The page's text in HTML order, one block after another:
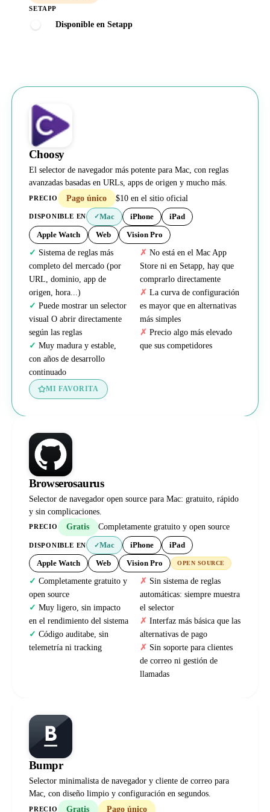
SETAPP
Disponible en Setapp
Choosy
El selector de navegador más potente para Mac, con reglas
avanzadas basadas en URLs, apps de origen y mucho más.
PRECIO Pago único $10 en el sitio oficial
DISPONIBLE EN ✓Mac iPhone iPad
Apple Watch Web Vision Pro
Sistema de reglas más
completo del mercado (por
URL, dominio, app de
origen, hora...)
Puede mostrar un selector
visual O abrir directamente
según las reglas
Muy madura y estable,
con años de desarrollo
continuado
No está en el Mac App
Store ni en Setapp, hay que
comprarlo directamente
La curva de configuración
es mayor que en alternativas
más simples
Precio algo más elevado
que sus competidores
MI FAVORITA
Browserosaurus
Selector de navegador open source para Mac: gratuito, rápido
y sin complicaciones.
PRECIO Gratis Completamente gratuito y open source
DISPONIBLE EN ✓Mac iPhone iPad
Apple Watch Web Vision Pro OPEN SOURCE
Completamente gratuito y
open source
Muy ligero, sin impacto
en el rendimiento del sistema
Código auditabe, sin
telemetría ni tracking
Sin sistema de reglas
automáticas: siempre muestra
el selector
Interfaz más básica que las
alternativas de pago
Sin soporte para clientes
de correo ni gestión de
llamadas
Bumpr
Selector minimalista de navegador y cliente de correo para
Mac, con diseño limpio y configuración en segundos.
PRECIO Gratis Pago único